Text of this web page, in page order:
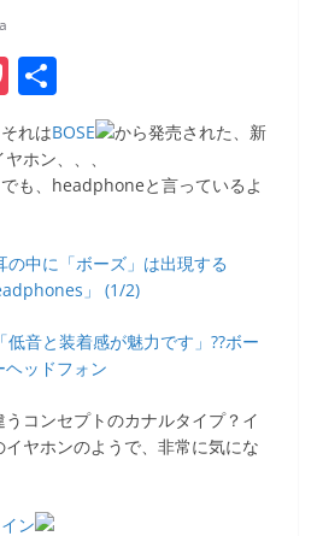
P
o
ck
et
有
れはBOSE
から発売された、新
ホン、、、
も、headphoneと言っているよ
中に「ボーズ」は出現する
」 (1/2)
音と装着感が魅力です」??ボー
ッドフォン
コンセプトのカナルタイプ？イ
ヤホンのようで、非常に気にな